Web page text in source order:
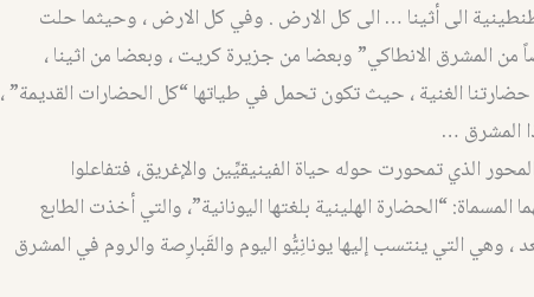
الى أثينا … الى كل الارض . وفي كل الارض ، وحيثما حلت
المشرق الانطاكي” وبعضا من جزيرة كريت ، وبعضا من اثينا ،
الغنية ، حيث تكون تحمل في طياتها “كل الحضارات القديمة” ،
المشرق …
الذي تمحورت حوله حياة الفينيقيِّين والإغريق، فتفاعلوا
المسماة: “الحضارة الهلينية بلغتها اليونانية”، والتي أخذت الطابع
، وهي التي ينتسب إليها يونانِيُّو اليوم والقَبارِصة والروم في المشرق